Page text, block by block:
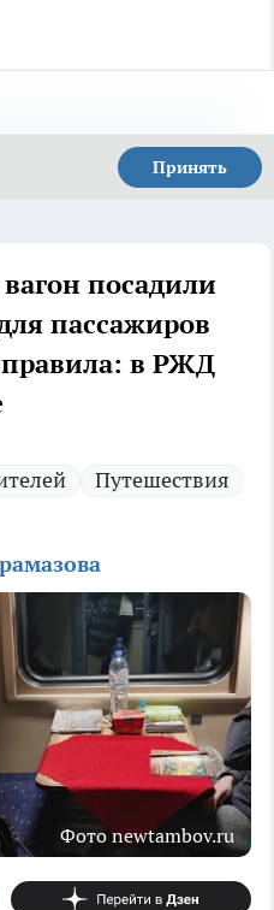
Принять
посадили
пассажиров
в РЖД
Путешествия
Фото newtambov.ru